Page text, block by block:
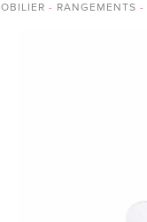
- RANGEMENTS -